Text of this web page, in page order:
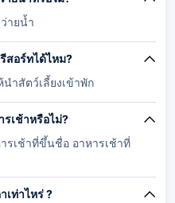
ายน้ำ
สอร์ทได้ไหม?
ำสัตว์เลี้ยงเข้าพัก
เช้าหรือไม่?
รเช้าที่ขึ้นชื่อ อาหารเช้าที่
เท่าไหร่ ?